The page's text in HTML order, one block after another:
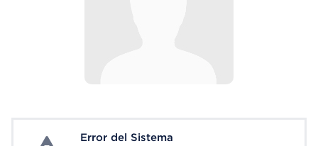
System ErrorError del Sistema